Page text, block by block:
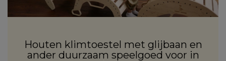
Houten klimtoestel met glijbaan en
ander duurzaam speelgoed voor in